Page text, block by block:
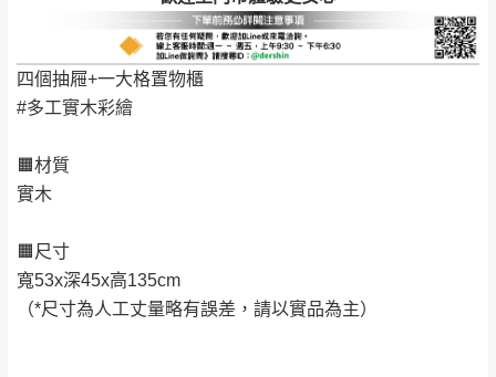
四個抽屜+一大格置物櫃
#多工實木彩繪
🟧材質
實木
🟧尺寸
寬53x深45x高135cm
（*尺寸為人工丈量略有誤差，請以實品為主）
。
其它注意事項
本司貨車運送如因路況不佳、天候惡劣、過於偏遠之
山區內等，或收貨地點搬運過於困難等因素，導致無
際商品的顏色、質感稍有不同，如因此而需
退換貨，需自付來回運費及人資成本，請您
訂購前詳加確認。(包含商品尺寸是否合適)。
訂購前請確認商品尺寸，大型物件因為人工
須保持商品全新狀態與完整包裝。鑑賞期間
若發生非本司因素致使之汙損破壞，恕無法